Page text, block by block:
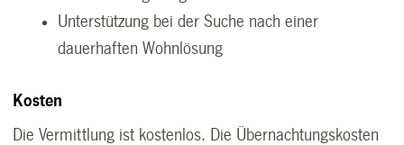
Unterstützung bei der Suche nach einer
dauerhaften Wohnlösung
Kosten
Die Vermittlung ist kostenlos. Die Übernachtungskosten